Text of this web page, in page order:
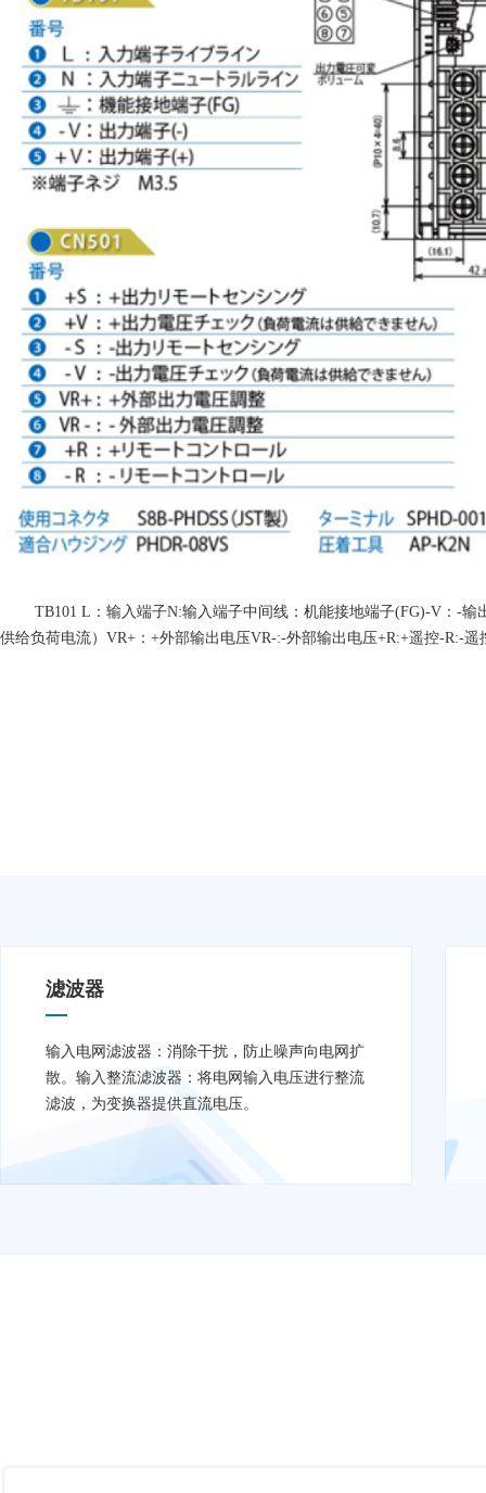
TB101 L：输入端子N:输入端子中间线：机能接地端子(FG)-V：-
供给负荷电流）VR+：+外部输出电压VR-:-外部输出电压+R:+遥控-R:-遥
滤波器
输入电网滤波器：消除干扰，防止噪声向电网扩
散。输入整流滤波器：将电网输入电压进行整流
滤波，为变换器提供直流电压。